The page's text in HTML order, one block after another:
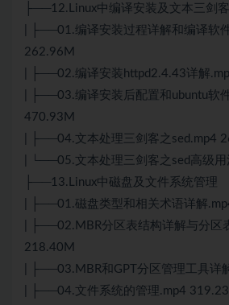
├──12.Linux中编译安装及文本三剑
| ├──01.编译安装过程详解和编译软
262.96M
| ├──02.编译安装httpd2.4.43详解
| ├──03.编译安装后配置和ubuntu软
470.93M
| ├──04.文本处理三剑客之sed.mp4
| └──05.文本处理三剑客之sed高级
├──13.Linux中磁盘及文件系统管理
| ├──01.磁盘类型和相关术语详解
| ├──02.MBR分区表结构详解与分区
218.40M
| ├──03.MBR和GPT分区管理工具详
| ├──04.文件系统的管理.mp4